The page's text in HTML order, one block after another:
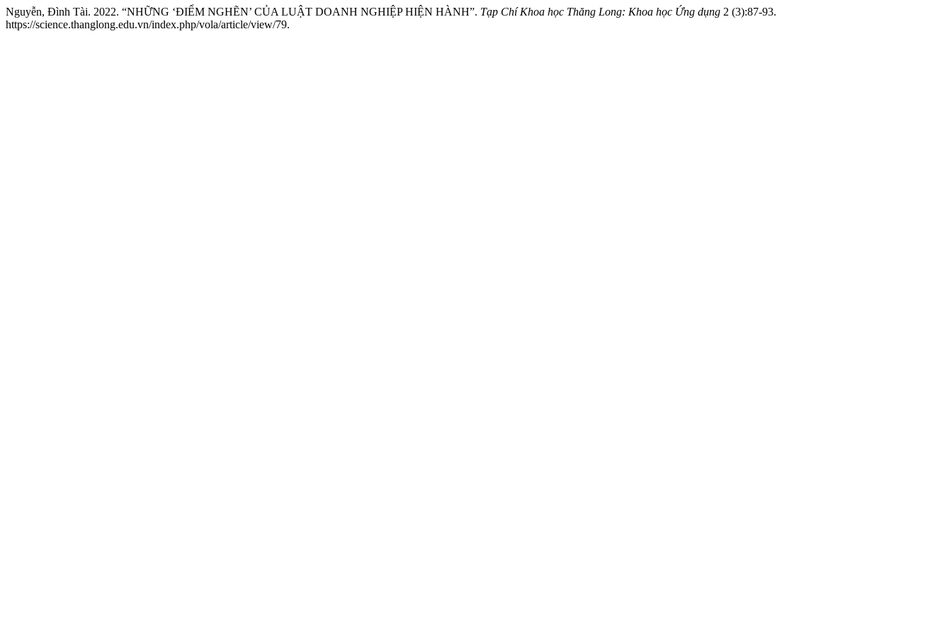
Nguyễn, Đình Tài. 2022. “NHỮNG ‘ĐIỂM NGHẼN’ CỦA LUẬT DOANH NGHIỆP HIỆN HÀNH”. Tạp Chí Khoa học Thăng Long: Khoa học Ứng dụng 2 (3):87-93.
https://science.thanglong.edu.vn/index.php/vola/article/view/79.